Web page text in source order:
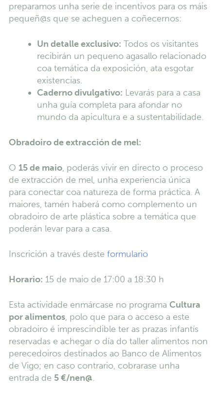
preparamos unha serie de incentivos para os máis
pequeñ@s que se acheguen a coñecernos:
Un detalle exclusivo: Todos os visitantes
recibirán un pequeno agasallo relacionado
coa temática da exposición, ata esgotar
existencias.
Caderno divulgativo: Levarás para a casa
unha guía completa para afondar no
mundo da apicultura e a sustentabilidade.
Obradoiro de extracción de mel:
O 15 de maio, poderás vivir en directo o proceso
de extracción de mel, unha experiencia única
para conectar coa natureza de forma práctica. A
maiores, tamén haberá como complemento un
obradoiro de arte plástica sobre a temática que
poderán levar para a casa.
Inscrición a través deste formulario
Horario: 15 de maio de 17:00 a 18:30 h
Esta actividade enmárcase no programa Cultura
por alimentos, polo que para o acceso a este
obradoiro é imprescindible ter as prazas infantís
reservadas e achegar o día do taller alimentos non
perecedoiros destinados ao Banco de Alimentos
de Vigo; en caso contrario, cobrarase unha
entrada de 5 €/nen@.